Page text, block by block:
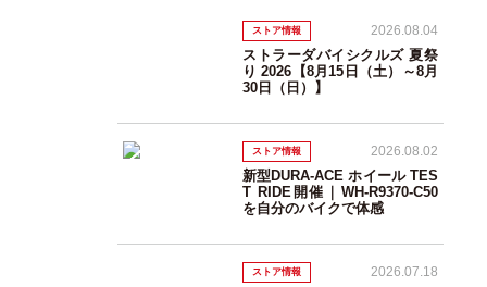
ストア情報 2026.08.04
ストラーダバイシクルズ 夏祭
り 2026【8月15日（土）～8月
30日（日）】
ストア情報 2026.08.02
新型DURA-ACE ホイール TES
T RIDE開催｜WH-R9370-C50
を自分のバイクで体感
ストア情報 2026.07.18